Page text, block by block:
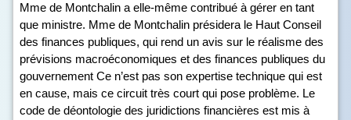
Mme de Montchalin a elle-même contribué à gérer en tant
que ministre. Mme de Montchalin présidera le Haut Conseil
des finances publiques, qui rend un avis sur le réalisme des
prévisions macroéconomiques et des finances publiques du
gouvernement Ce n’est pas son expertise technique qui est
en cause, mais ce circuit très court qui pose problème. Le
code de déontologie des juridictions financières est mis à